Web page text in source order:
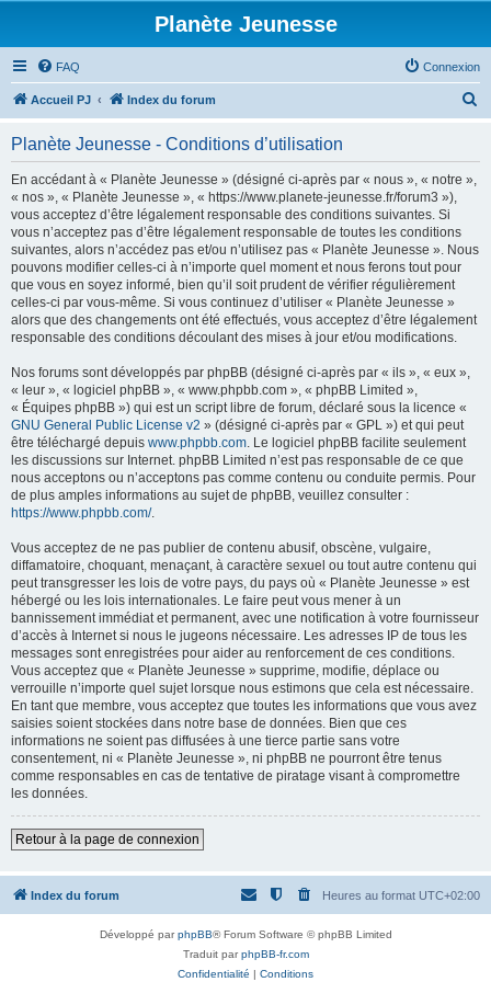
Planète Jeunesse
FAQ Connexion
Accueil PJ Index du forum
Planète Jeunesse - Conditions d’utilisation
En accédant à « Planète Jeunesse » (désigné ci-après par « nous », « notre »,
« nos », « Planète Jeunesse », « https://www.planete-jeunesse.fr/forum3 »),
vous acceptez d’être légalement responsable des conditions suivantes. Si
vous n’acceptez pas d’être légalement responsable de toutes les conditions
suivantes, alors n’accédez pas et/ou n’utilisez pas « Planète Jeunesse ». Nous
pouvons modifier celles-ci à n’importe quel moment et nous ferons tout pour
que vous en soyez informé, bien qu’il soit prudent de vérifier régulièrement
celles-ci par vous-même. Si vous continuez d’utiliser « Planète Jeunesse »
alors que des changements ont été effectués, vous acceptez d’être légalement
responsable des conditions découlant des mises à jour et/ou modifications.
Nos forums sont développés par phpBB (désigné ci-après par « ils », « eux »,
« leur », « logiciel phpBB », « www.phpbb.com », « phpBB Limited »,
« Équipes phpBB ») qui est un script libre de forum, déclaré sous la licence «
GNU General Public License v2 » (désigné ci-après par « GPL ») et qui peut
être téléchargé depuis www.phpbb.com. Le logiciel phpBB facilite seulement
les discussions sur Internet. phpBB Limited n’est pas responsable de ce que
nous acceptons ou n’acceptons pas comme contenu ou conduite permis. Pour
de plus amples informations au sujet de phpBB, veuillez consulter :
https://www.phpbb.com/.
Vous acceptez de ne pas publier de contenu abusif, obscène, vulgaire,
diffamatoire, choquant, menaçant, à caractère sexuel ou tout autre contenu qui
peut transgresser les lois de votre pays, du pays où « Planète Jeunesse » est
hébergé ou les lois internationales. Le faire peut vous mener à un
bannissement immédiat et permanent, avec une notification à votre fournisseur
d’accès à Internet si nous le jugeons nécessaire. Les adresses IP de tous les
messages sont enregistrées pour aider au renforcement de ces conditions.
Vous acceptez que « Planète Jeunesse » supprime, modifie, déplace ou
verrouille n’importe quel sujet lorsque nous estimons que cela est nécessaire.
En tant que membre, vous acceptez que toutes les informations que vous avez
saisies soient stockées dans notre base de données. Bien que ces
informations ne soient pas diffusées à une tierce partie sans votre
consentement, ni « Planète Jeunesse », ni phpBB ne pourront être tenus
comme responsables en cas de tentative de piratage visant à compromettre
les données.
Retour à la page de connexion
Index du forum Heures au format UTC+02:00
Développé parphpBB® Forum Software © phpBB Limited
Traduit parphpBB-fr.com
Confidentialité | Conditions